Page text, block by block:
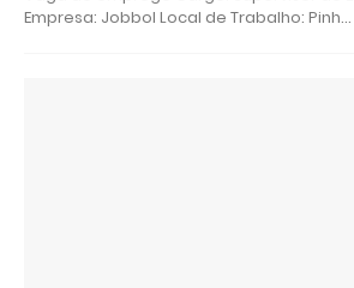
Empresa: Jobbol Local de Trabalho: Pinh…